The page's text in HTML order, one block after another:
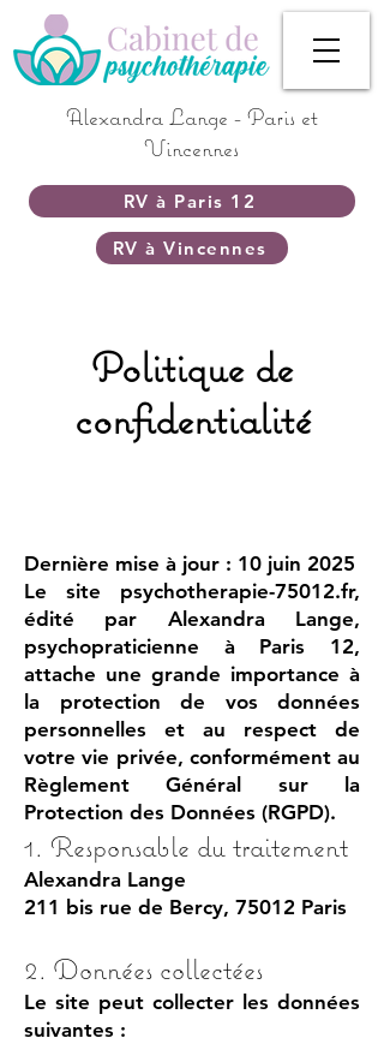
Alexandra Lange - Paris et
Vincennes
RV à Paris 12
RV à Vincennes
Politique de
confidentialité
Dernière mise à jour : 10 juin 2025
Le site psychotherapie-75012.fr,
édité par Alexandra Lange,
psychopraticienne à Paris 12,
attache une grande importance à
la protection de vos données
personnelles et au respect de
votre vie privée, conformément au
Règlement Général sur la
Protection des Données (RGPD).
1. Responsable du traitement
Alexandra Lange
211 bis rue de Bercy, 75012 Paris
2. Données collectées
Le site peut collecter les données
suivantes :